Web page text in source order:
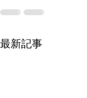
最新記事